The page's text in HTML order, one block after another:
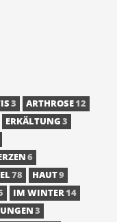
3 ARTHROSE12
ERKÄLTUNG3
6
78 HAUT9
IM WINTER14
3